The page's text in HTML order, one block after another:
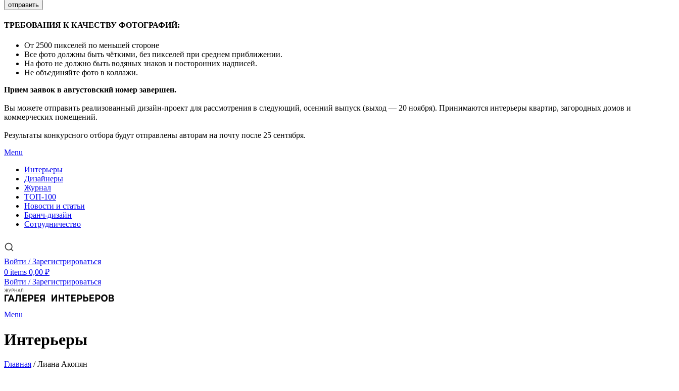
отправить
ТРЕБОВАНИЯ К КАЧЕСТВУ ФОТОГРАФИЙ:
От 2500 пикселей по меньшей стороне
Все фото должны быть чёткими, без пикселей при среднем приближении.
На фото не должно быть водяных знаков и посторонних надписей.
Не объединяйте фото в коллажи.
Прием заявок в августовский номер завершен.
Вы можете отправить реализованный дизайн-проект для рассмотрения в следующий, осенний выпуск (выход — 20 ноября). Принимаются интерьеры квартир, загородных домов и
коммерческих помещений.
Результаты конкурсного отбора будут отправлены авторам на почту после 25 сентября.
Menu
Интерьеры
Дизайнеры
Журнал
ТОП-100
Новости и статьи
Бранч-дизайн
Сотрудничество
Войти / Зарегистрироваться
0 items 0,00 ₽
Войти / Зарегистрироваться
Menu
Интерьеры
Главная /Лиана Акопян